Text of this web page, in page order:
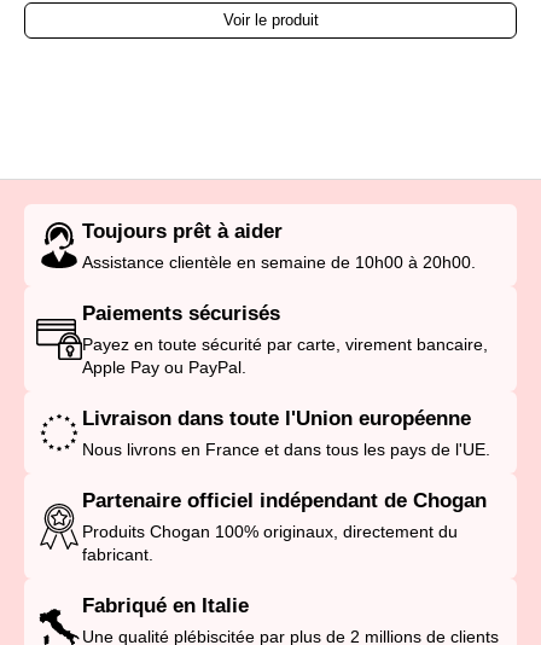
Voir le produit
Toujours prêt à aider
Assistance clientèle en semaine de 10h00 à 20h00.
Paiements sécurisés
Payez en toute sécurité par carte, virement bancaire,
Apple Pay ou PayPal.
Livraison dans toute l'Union européenne
Nous livrons en France et dans tous les pays de l'UE.
Partenaire officiel indépendant de Chogan
Produits Chogan 100% originaux, directement du
fabricant.
Fabriqué en Italie
Une qualité plébiscitée par plus de 2 millions de clients